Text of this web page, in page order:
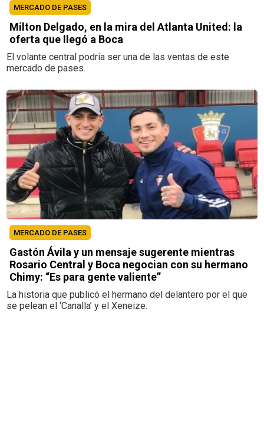
MERCADO DE PASES
Milton Delgado, en la mira del Atlanta United: la
oferta que llegó a Boca
El volante central podría ser una de las ventas de este
mercado de pases.
MERCADO DE PASES
Gastón Ávila y un mensaje sugerente mientras
Rosario Central y Boca negocian con su hermano
Chimy: “Es para gente valiente”
La historia que publicó el hermano del delantero por el que
se pelean el ‘Canalla’ y el Xeneize.